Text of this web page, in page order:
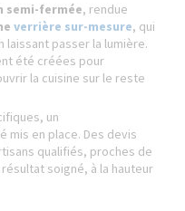
fermée, rendue
verrière sur-mesure, qui
passer la lumière.
été créées pour
la cuisine sur le reste
un
mis en place. Des devis
qualifiés, proches de
soigné, à la hauteur